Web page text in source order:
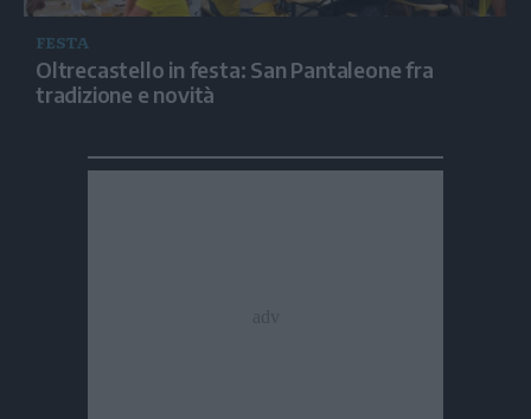
FESTA
Oltrecastello in festa: San Pantaleone fra
tradizione e novità